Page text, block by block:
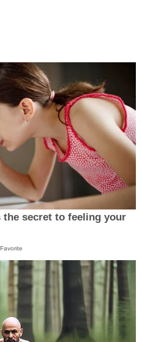
secret to feeling your